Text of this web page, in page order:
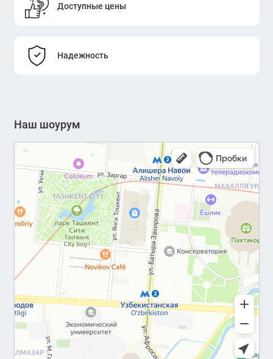
Доступные цены
Надежность
Наш шоурум